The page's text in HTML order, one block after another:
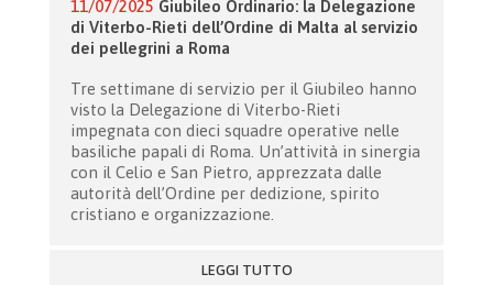
11/07/2025 Giubileo Ordinario: la Delegazione
di Viterbo-Rieti dell’Ordine di Malta al servizio
dei pellegrini a Roma
Tre settimane di servizio per il Giubileo hanno
visto la Delegazione di Viterbo-Rieti
impegnata con dieci squadre operative nelle
basiliche papali di Roma. Un’attività in sinergia
con il Celio e San Pietro, apprezzata dalle
autorità dell’Ordine per dedizione, spirito
cristiano e organizzazione.
LEGGI TUTTO